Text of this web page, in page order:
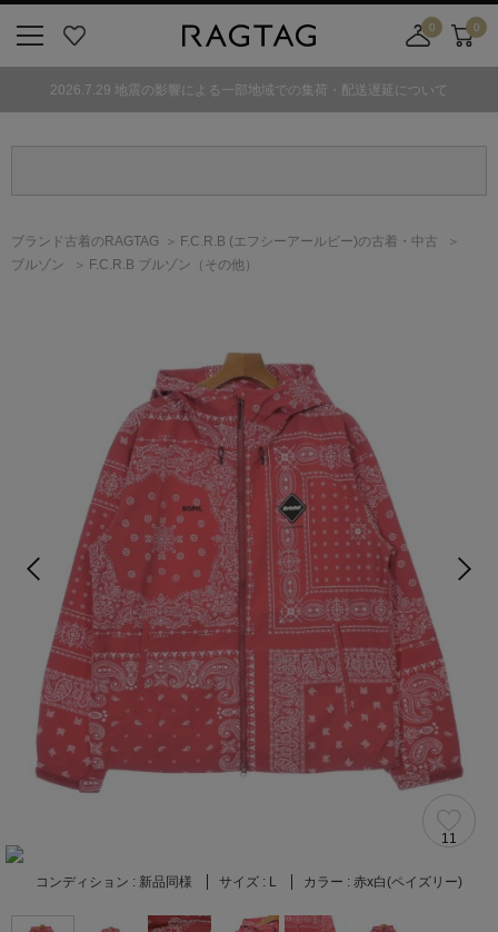
気
0
舗
カ
ト
0
2026.7.29 地震の影響による一部地域での集荷・配送遅延について
ブランド古着のRAGTAG F.C.R.B (エフシーアールビー)の古着・中古
ブルゾン
F.C.R.B ブルゾン（その他）
11
コンディション : 新品同様 サイズ : L カラー : 赤x白(ペイズリー)